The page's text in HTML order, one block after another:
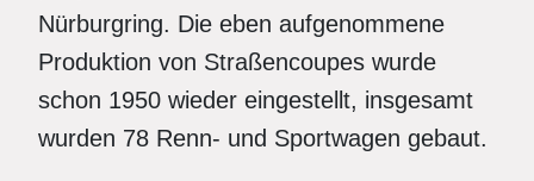
Nürburgring. Die eben aufgenommene
Produktion von Straßencoupes wurde
schon 1950 wieder eingestellt, insgesamt
wurden 78 Renn- und Sportwagen gebaut.